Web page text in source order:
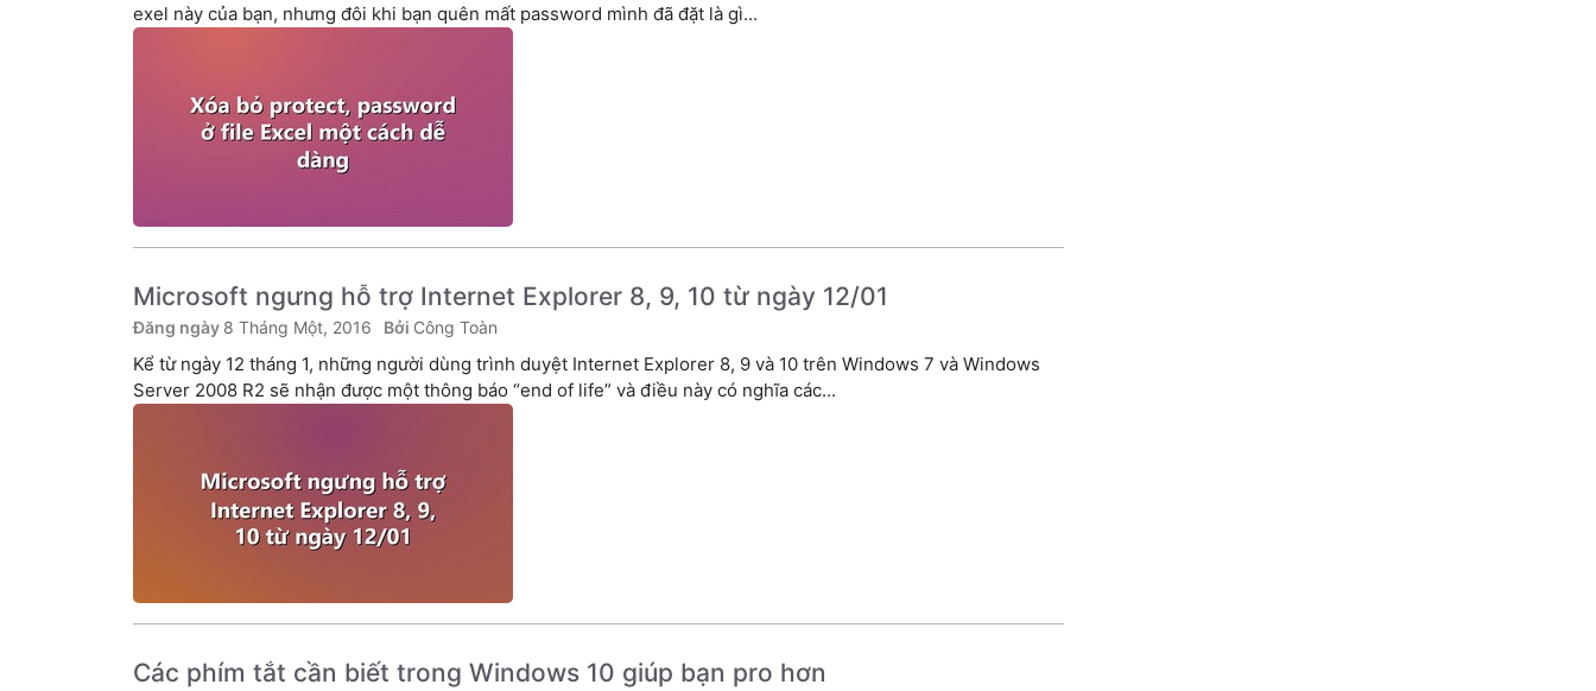
exel này của bạn, nhưng đôi khi bạn quên mất password mình đã đặt là gì...
Microsoft ngưng hỗ trợ Internet Explorer 8, 9, 10 từ ngày 12/01
8 Tháng Một, 2016 Công Toàn
Kể từ ngày 12 tháng 1, những người dùng trình duyệt Internet Explorer 8, 9 và 10 trên Windows 7 và Windows
Server 2008 R2 sẽ nhận được một thông báo “end of life” và điều này có nghĩa các...
Các phím tắt cần biết trong Windows 10 giúp bạn pro hơn